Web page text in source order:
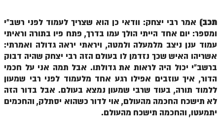
זוהר בלק למתחילים
זוהר בלק למתקדמים
זוהר פנחס למתחילים
זוהר פנחס למתקדמים
ספר הזוהר – דברים
זוהר ואתחנן למתחילים
תכב) אמר רבי יצחק: וודאי כן הוא שצריך לעמוד לפני רשב"י
ומספר: יום אחד הייתי הולך עמו בדרך, פתח פיו בתורה וראיתי
עמוד ענן ניצב מלמעלה ולמטה, ויראתי יראה גדולה ואמרתי:
אשריהו האיש שכך נזדמן לו בעולם הזה רבי יצחק שהיה דבוק
ברשב"י יכול היה לראות את גדולתו. אבל תמה אני על חכמי
הדור, איך עוזבים אפילו רגע אחד מלעמוד לפני רבי שמעון
ללמוד תורה, בעוד שרבי שמעון נמצא בעולם. אבל בדור הזה
לא תישכח החכמה מהעולם, אוי לדור כשהוא יסתלק, והחכמים
יתמעטו, והחכמה תישכח מהעולם.